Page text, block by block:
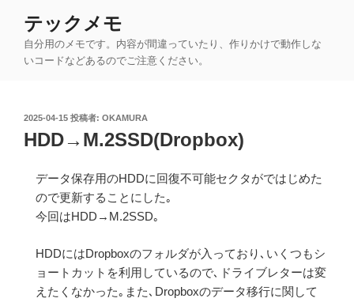
テックメモ
自分用のメモです。内容が間違っていたり、作りかけで動作しな
いコードなどあるのでご注意ください。
投
稿
日:
2025-04-15 投稿者: OKAMURA
HDD→M.2SSD(Dropbox)
データ保存用のHDDに回復不可能セクタがではじめた
ので更新することにした｡
今回はHDD→M.2SSD｡
HDDにはDropboxのフォルダが入っており､いくつもシ
ョートカットを利用しているので､ドライブレターは変
えたくなかった｡また､Dropboxのデータ移行に関して